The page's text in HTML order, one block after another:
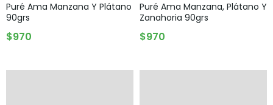
Puré Ama Manzana Y Plátano
90grs
$970
Puré Ama Manzana, Plátano Y
Zanahoria 90grs
$970